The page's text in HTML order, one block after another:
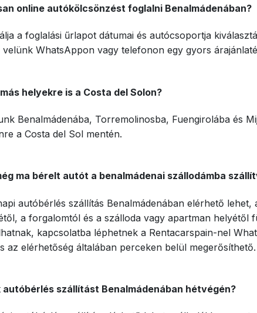
online autókölcsönzést foglalni Benalmádenában?
a foglalási űrlapot dátumai és autócsoportja
velünk WhatsAppon vagy telefonon egy gyors
helyekre is a Costa del Solon?
Benalmádenába, Torremolinosba, Fuengirolába és
a Costa del Sol mentén.
ma bérelt autót a benalmádenai szállodámba
autóbérlés szállítás Benalmádenában elérhető lehet,
a forgalomtól és a szálloda vagy apartman helyétől
kapcsolatba léphetnek a Rentacarspain-nel
az elérhetőség általában perceken belül megerősíthető.
autóbérlés szállítást Benalmádenában hétvégén?